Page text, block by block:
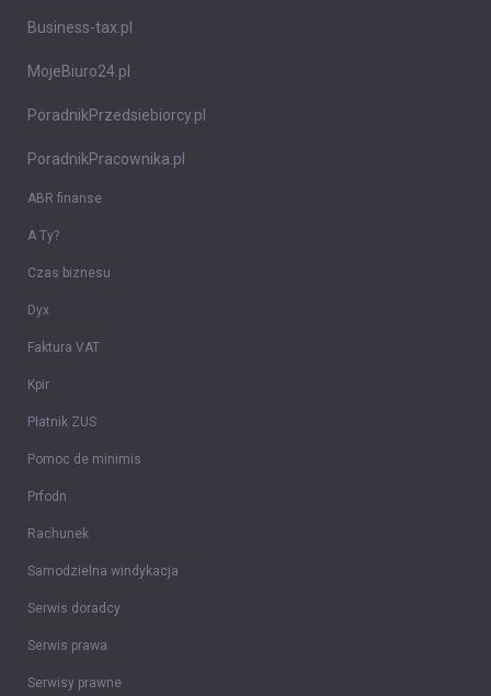
Business-tax.pl
MojeBiuro24.pl
PoradnikPrzedsiebiorcy.pl
PoradnikPracownika.pl
ABR finanse
A Ty?
Czas biznesu
Dyx
Faktura VAT
Kpir
Płatnik ZUS
Pomoc de minimis
Prfodn
Rachunek
Samodzielna windykacja
Serwis doradcy
Serwis prawa
Serwisy prawne